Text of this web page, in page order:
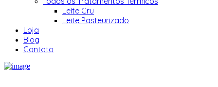
Leite Cru
Leite Pasteurizado
Loja
Blog
Contato